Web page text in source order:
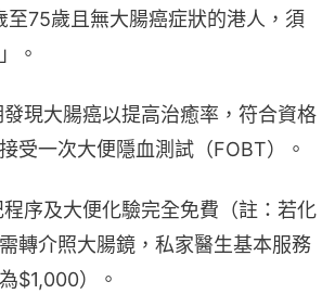
至75歲且無大腸癌症狀的港人，須
。
現大腸癌以提高治癒率，符合資格
受一次大便隱血測試（FOBT）。
序及大便化驗完全免費（註：若化
轉介照大腸鏡，私家醫生基本服務
$1,000）。